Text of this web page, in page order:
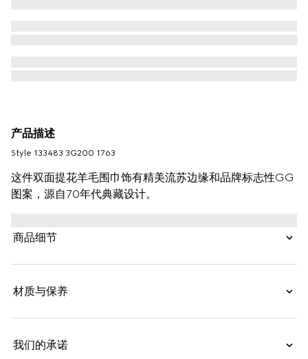
产品描述
Style ‎133483 3G200 1763
这件双面提花羊毛围巾饰有精美流苏边缘和品牌标志性GG
图案，源自70年代典藏设计。
商品细节
材质与保养
我们的承诺